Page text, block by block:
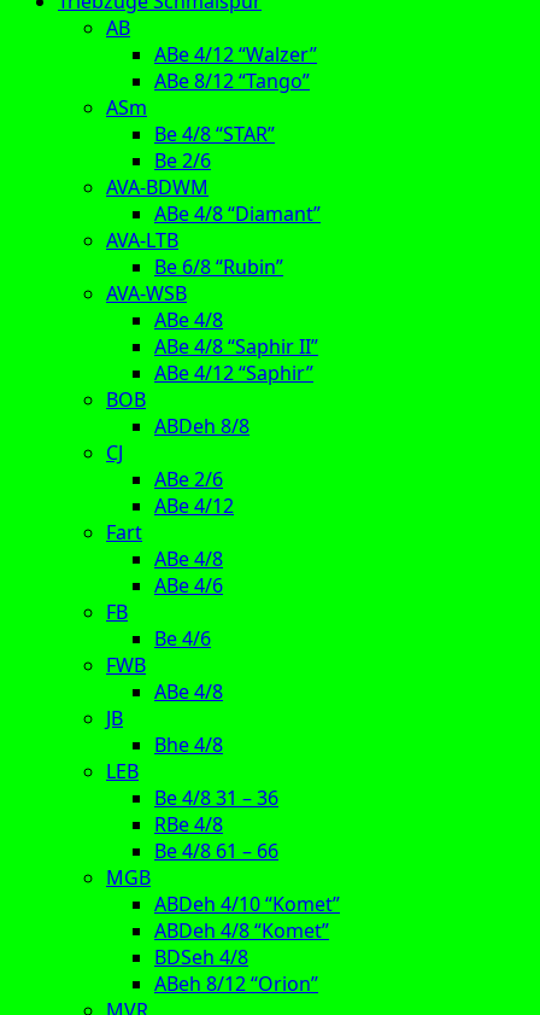
AB
ABe 4/12 “Walzer”
ABe 8/12 “Tango”
ASm
Be 4/8 “STAR”
Be 2/6
AVA-BDWM
ABe 4/8 “Diamant”
AVA-LTB
Be 6/8 “Rubin”
AVA-WSB
ABe 4/8
ABe 4/8 “Saphir II”
ABe 4/12 “Saphir”
BOB
ABDeh 8/8
CJ
ABe 2/6
ABe 4/12
Fart
ABe 4/8
ABe 4/6
FB
Be 4/6
FWB
ABe 4/8
JB
Bhe 4/8
LEB
Be 4/8 31 – 36
RBe 4/8
Be 4/8 61 – 66
MGB
ABDeh 4/10 “Komet”
ABDeh 4/8 “Komet”
BDSeh 4/8
ABeh 8/12 “Orion”